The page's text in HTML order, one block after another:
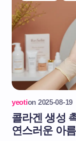
yeotion 2025-08-19
콜라겐 생성
연스러운 아